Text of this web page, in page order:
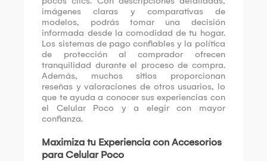
imágenes claras y comparativas de
modelos, podrás tomar una decisión
informada desde la comodidad de tu hogar.
Los sistemas de pago confiables y la política
de protección al comprador ofrecen
tranquilidad durante el proceso de compra.
Además, muchos sitios proporcionan
reseñas y valoraciones de otros usuarios, lo
que te ayuda a conocer sus experiencias con
el Celular Poco y a elegir con mayor
confianza.
Maximiza tu Experiencia con Accesorios
para Celular Poco